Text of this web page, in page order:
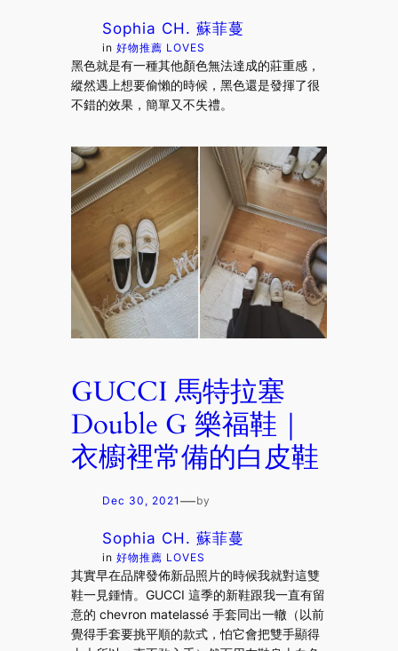
Sophia CH. 蘇菲蔓
in好物推薦 LOVES
黑色就是有一種其他顏色無法達成的莊重感，
縱然遇上想要偷懶的時候，黑色還是發揮了很
不錯的效果，簡單又不失禮。
GUCCI 馬特拉塞
Double G 樂福鞋｜
衣櫥裡常備的白皮鞋
Dec 30, 2021—by
Sophia CH. 蘇菲蔓
in好物推薦 LOVES
其實早在品牌發佈新品照片的時候我就對這雙
鞋一見鍾情。GUCCI 這季的新鞋跟我一直有留
意的 chevron matelassé 手套同出一轍（以前
覺得手套要挑平順的款式，怕它會把雙手顯得